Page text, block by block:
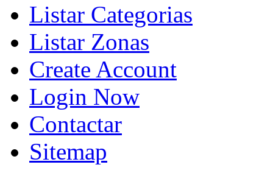
Listar Categorias
Listar Zonas
Create Account
Login Now
Contactar
Sitemap